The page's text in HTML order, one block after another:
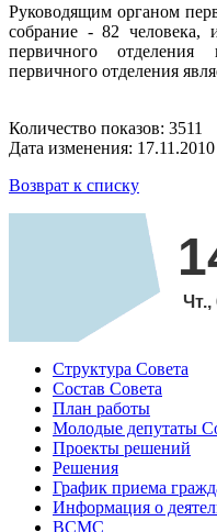
Руководящим органом
собрание - 82 человека,
первичного
первичного отделения
Количество показов: 3511
Дата изменения:
Возврат к списку
Чт.,
Структура Совета
Состав Совета
План работы
Молодые депутаты
Проекты решений
Решения
График приема
Информация о
ВСМС